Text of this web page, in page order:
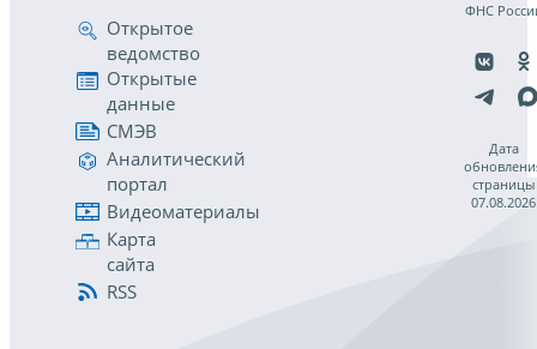
Открытое
ведомство
Открытые
данные
СМЭВ
Аналитический
портал
Видеоматериалы
Карта
сайта
RSS
ФНС
Дата
страницы
07.08.2026